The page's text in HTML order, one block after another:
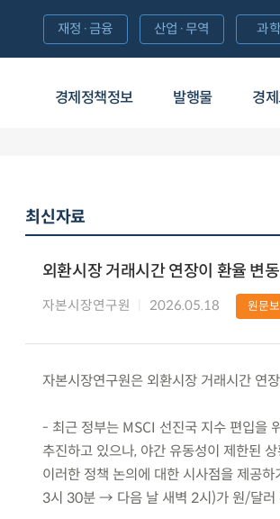
경제정책정보 발행물 경
재정·금융 산업·무역 과
최신자료
외환시장 거래시간 연장이 환율 변
자본시장연구원 2026.05.18 원문보
자본시장연구원은 외환시장 거래시간 연
- 최근 정부는 MSCI 선진국 지수 편입을
추진하고 있으나, 야간 유동성이 제한된
이러한 정책 논의에 대한 시사점을 제공
3시 30분 → 다음 날 새벽 2시)가 원/달러